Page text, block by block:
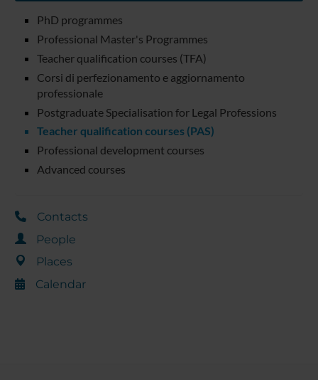
PhD programmes
Professional Master's Programmes
Teacher qualification courses (TFA)
Corsi di perfezionamento e aggiornamento
professionale
Postgraduate Specialisation for Legal Professions
Teacher qualification courses (PAS)
Professional development courses
Advanced courses
Contacts
People
Places
Calendar